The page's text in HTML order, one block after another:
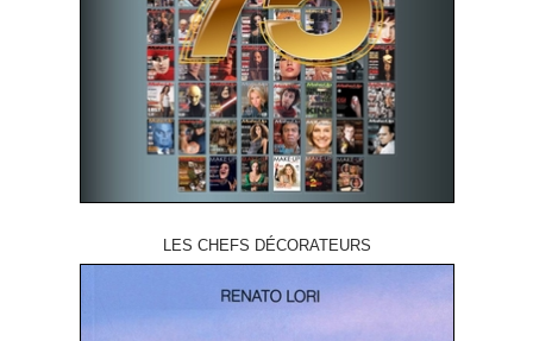
LES CHEFS DÉCORATEURS